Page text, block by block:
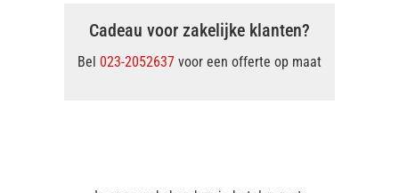
Cadeau voor zakelijke klanten?
Bel 023-2052637 voor een offerte op maat